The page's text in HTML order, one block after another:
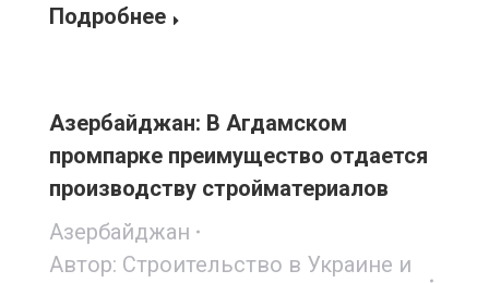
Подробнее
Азербайджан: В Агдамском
промпарке преимущество отдается
производству стройматериалов
Азербайджан
Автор: Строительство в Украине и